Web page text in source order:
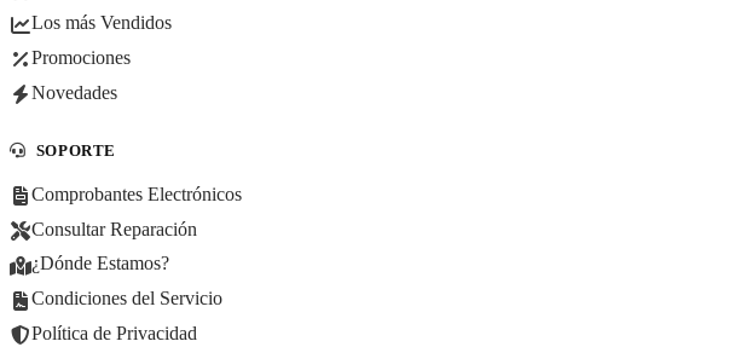
Los más Vendidos
Promociones
Novedades
SOPORTE
Comprobantes Electrónicos
Consultar Reparación
¿Dónde Estamos?
Condiciones del Servicio
Política de Privacidad